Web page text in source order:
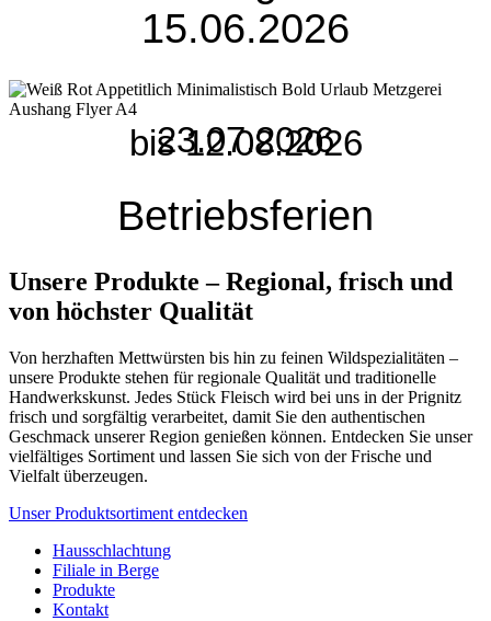
15.06.2026
23.07.2026
bis 12.08.2026
Betriebsferien
Unsere Produkte – Regional, frisch und
von höchster Qualität
Von herzhaften Mettwürsten bis hin zu feinen Wildspezialitäten –
unsere Produkte stehen für regionale Qualität und traditionelle
Handwerkskunst. Jedes Stück Fleisch wird bei uns in der Prignitz
frisch und sorgfältig verarbeitet, damit Sie den authentischen
Geschmack unserer Region genießen können. Entdecken Sie unser
vielfältiges Sortiment und lassen Sie sich von der Frische und
Vielfalt überzeugen.
Unser Produktsortiment entdecken
Hausschlachtung
Filiale in Berge
Produkte
Kontakt